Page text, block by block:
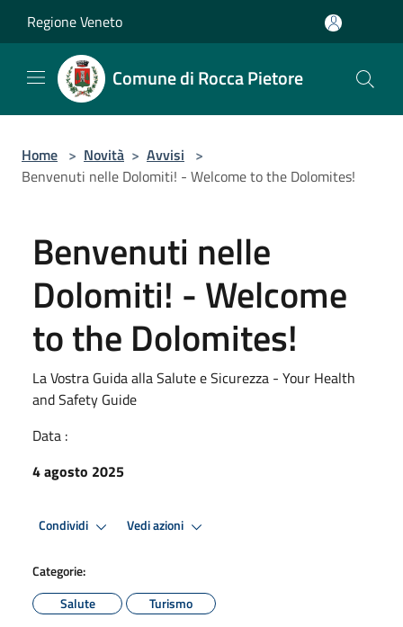
Regione Veneto
Comune di Rocca Pietore
Home > Novità > Avvisi >
Benvenuti nelle Dolomiti! - Welcome to the Dolomites!
Benvenuti nelle
Dolomiti! - Welcome
to the Dolomites!
La Vostra Guida alla Salute e Sicurezza - Your Health
and Safety Guide
Data :
4 agosto 2025
Condividi Vedi azioni
Categorie:
Salute
Turismo